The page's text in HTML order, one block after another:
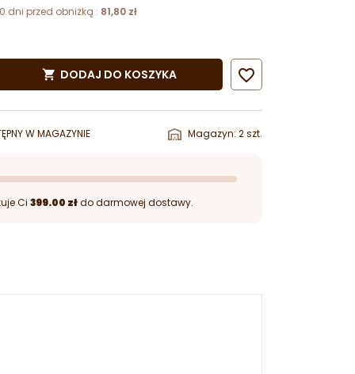
dni przed obniżką : 81,80 zł
 DODAJ DO KOSZYKA 
W MAGAZYNIE Magazyn: 2 szt.
Ci 399.00 złdo darmowej dostawy.